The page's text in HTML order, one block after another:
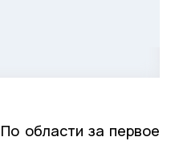
области за первое